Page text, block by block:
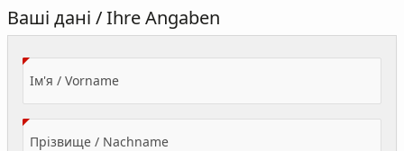
Ваші дані / Ihre Angaben
Ім'я / Vorname(Value Required)
Прізвище / Nachname(Value Required)